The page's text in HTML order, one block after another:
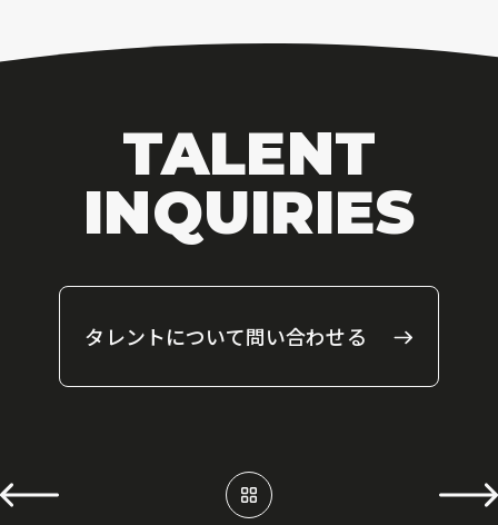
TALENT
INQUIRIES
タレントについて問い合わせる